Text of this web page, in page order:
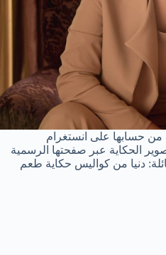
من حسابها على انستغرام
الحكاية عبر صفحتها الرسمية
دنيا من كواليس حكاية طعم